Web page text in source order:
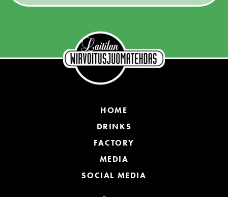
HOME
DRINKS
FACTORY
MEDIA
SOCIAL MEDIA